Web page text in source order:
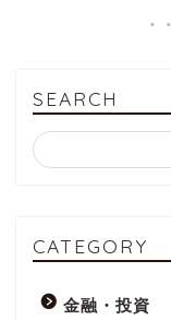
SEARCH
CATEGORY
金融・投資